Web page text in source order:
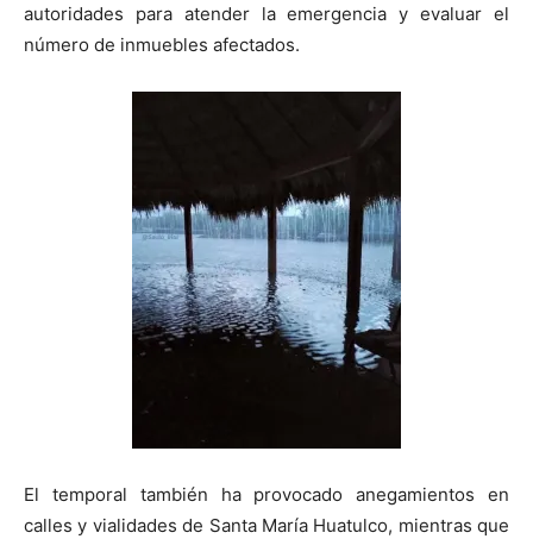
autoridades para atender la emergencia y evaluar el
número de inmuebles afectados.
El temporal también ha provocado anegamientos en
calles y vialidades de Santa María Huatulco, mientras que